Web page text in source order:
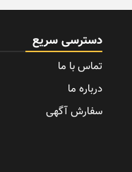
دسترسی سریع
تماس با ما
درباره ما
سفارش آگهی